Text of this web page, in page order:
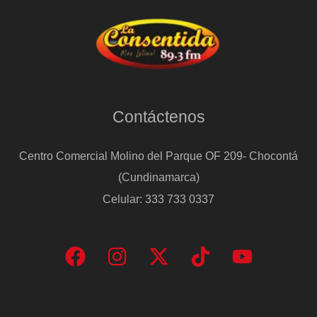
Contáctenos
Centro Comercial Molino del Parque OF 209- Chocontá
(Cundinamarca)
Celular: 333 733 0337